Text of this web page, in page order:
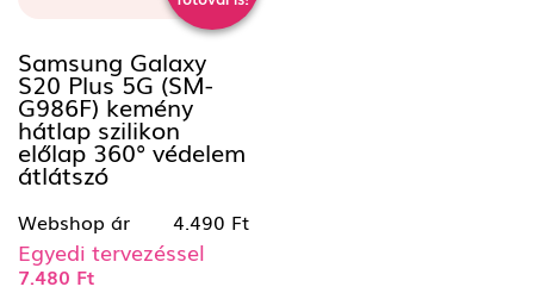
Samsung Galaxy
S20 Plus 5G (SM-
G986F) kemény
hátlap szilikon
előlap 360° védelem
átlátszó
Webshop ár 4.490 Ft
Egyedi tervezéssel
7.480 Ft